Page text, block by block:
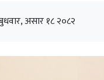
असार १८ २०८२